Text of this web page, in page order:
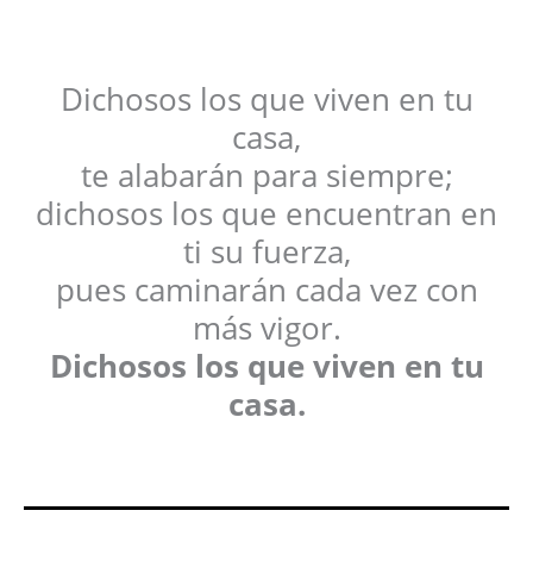
Dichosos los que viven en tu
casa,
te alabarán para siempre;
dichosos los que encuentran en
ti su fuerza,
pues caminarán cada vez con
más vigor.
Dichosos los que viven en tu
casa.